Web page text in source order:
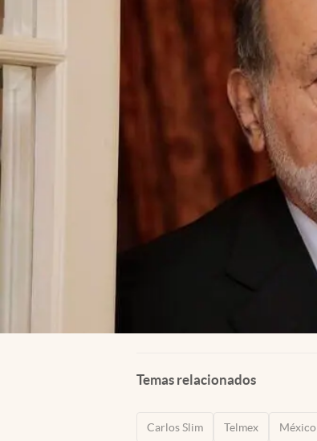
Temas relacionados
Carlos Slim Telmex México